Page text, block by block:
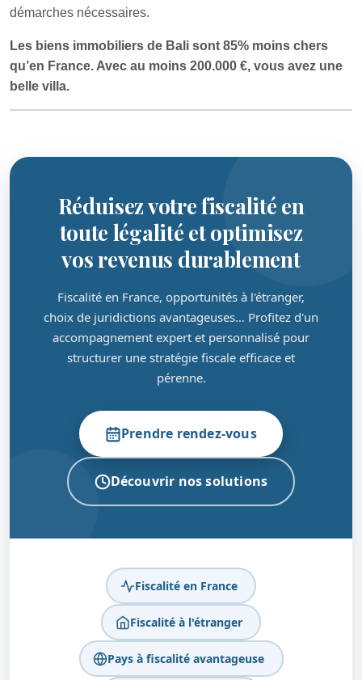
démarches nécessaires.
Les biens immobiliers de Bali sont 85% moins chers
qu’en France. Avec au moins 200.000 €, vous avez une
belle villa.
Réduisez votre fiscalité en
toute légalité et optimisez
vos revenus durablement
Fiscalité en France, opportunités à l'étranger,
choix de juridictions avantageuses… Profitez d'un
accompagnement expert et personnalisé pour
structurer une stratégie fiscale efficace et
pérenne.
Prendre rendez-vous
Découvrir nos solutions
Fiscalité en France
Fiscalité à l'étranger
Pays à fiscalité avantageuse